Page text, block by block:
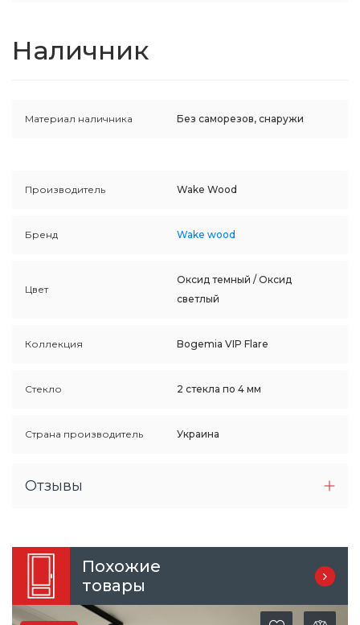
Наличник
Материал наличника Без саморезов, снаружи
Производитель Wake Wood
Бренд Wake wood
Цвет
Оксид темный / Оксид
светлый
Коллекция Bogemia VIP Flare
Стекло 2 стекла по 4 мм
Страна производитель Украина
Отзывы
Похожие
товары